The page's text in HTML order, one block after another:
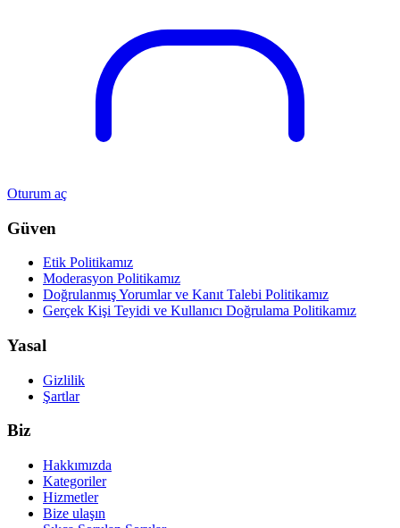
Oturum aç
Güven
Etik Politikamız
Moderasyon Politikamız
Doğrulanmış Yorumlar ve Kanıt Talebi Politikamız
Gerçek Kişi Teyidi ve Kullanıcı Doğrulama Politikamız
Yasal
Gizlilik
Şartlar
Biz
Hakkımızda
Kategoriler
Hizmetler
Bize ulaşın